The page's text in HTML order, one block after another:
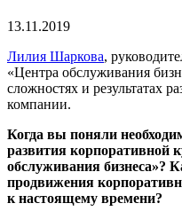
13.11.2019
Лилия Шаркова,
«Центра обслуживания
сложностях и результатах
компании.
Когда вы поняли
развития
обслуживания бизнеса»?
продвижения
к настоящему времени?